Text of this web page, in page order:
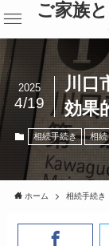
ご家族
川口
効果
2025
4/19
相続手続き 相続
ホーム 相続手続き